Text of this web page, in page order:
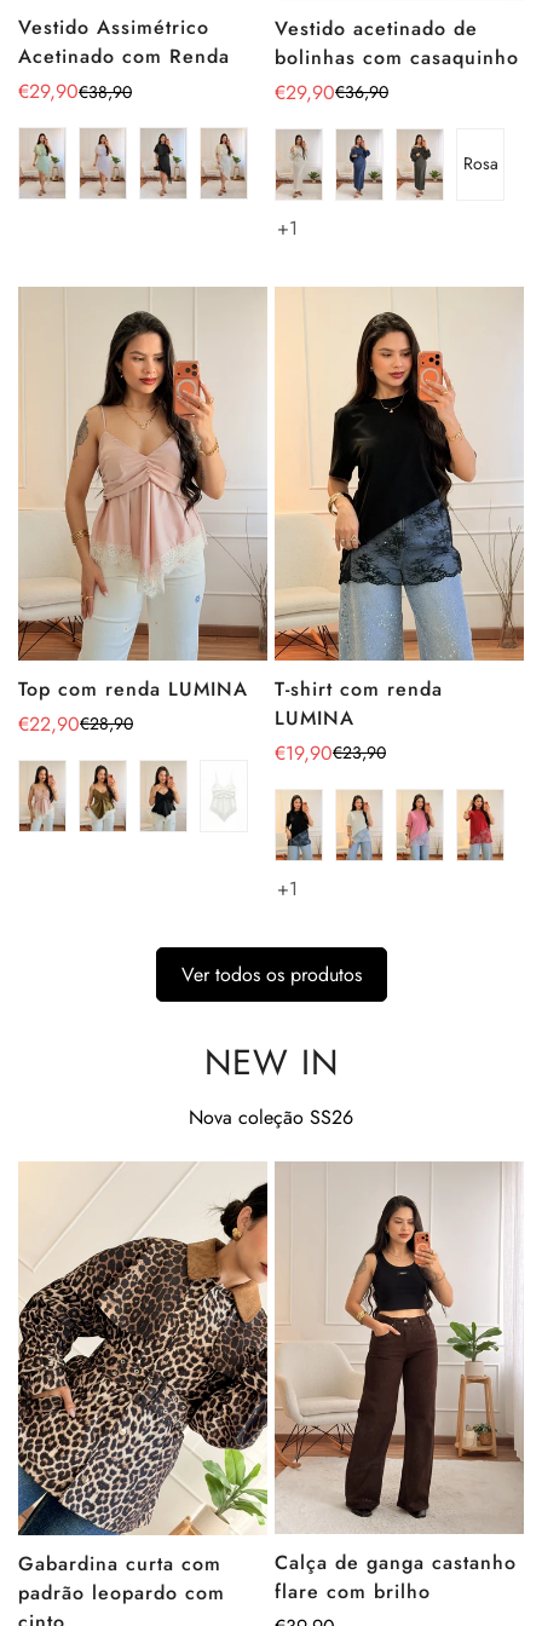
Vestido Assimétrico
Acetinado com Renda
Preço
de
venda
€29,90
Preço
regular
€38,90
Vestido acetinado de
bolinhas com casaquinho
Preço
de
venda
€29,90
Preço
regular
€36,90
Rosa
+1
Top com renda LUMINA
Preço
de
venda
€22,90
Preço
regular
€28,90
T-shirt com renda
LUMINA
Preço
de
venda
€19,90
Preço
regular
€23,90
+1
Ver todos os produtos
NEW IN
Nova coleção SS26
Gabardina curta com
padrão leopardo com
Calça de ganga castanho
flare com brilho